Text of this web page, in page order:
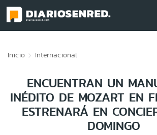
Inicio Internacional
ENCUENTRAN UN
INÉDITO DE MOZART EN
ESTRENARÁ EN
DOMINGO